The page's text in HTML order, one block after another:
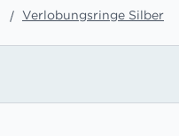
Verlobungsringe Silber